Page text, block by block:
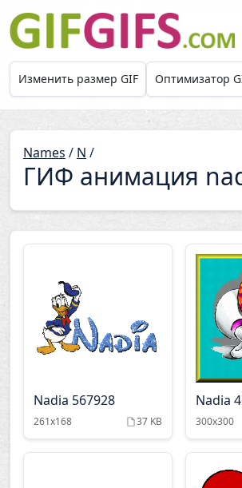
Skip to main content
Изменить размер GIF Оптимизатор
Names / N /
ГИФ анимация
Nadia 567928
261x168 37 KB
Nadia
300x300